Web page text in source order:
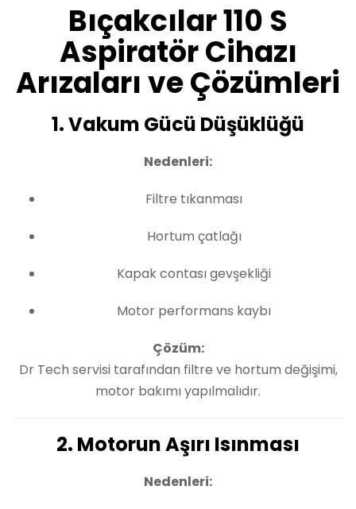
Bıçakcılar 110 S
Aspiratör Cihazı
Arızaları ve Çözümleri
1. Vakum Gücü Düşüklüğü
Nedenleri:
Filtre tıkanması
Hortum çatlağı
Kapak contası gevşekliği
Motor performans kaybı
Çözüm:
Dr Tech servisi tarafından filtre ve hortum değişimi,
motor bakımı yapılmalıdır.
2. Motorun Aşırı Isınması
Nedenleri: